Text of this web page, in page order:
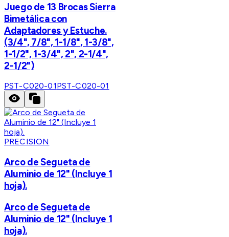
Juego de 13 Brocas Sierra
Bimetálica con
Adaptadores y Estuche.
(3/4", 7/8", 1-1/8", 1-3/8",
1-1/2", 1-3/4", 2", 2-1/4",
2-1/2")
PST-C020-01PST-C020-01
PRECISION
Arco de Segueta de
Aluminio de 12" (Incluye 1
hoja).
Arco de Segueta de
Aluminio de 12" (Incluye 1
hoja).